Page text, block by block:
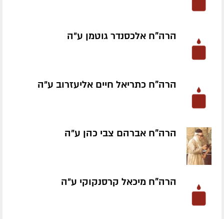
הרה"ח אלכסנדר גוטמן ע״ה
הרה"ח כתריאל חיים אליעזרוב ע״ה
הרה"ח אברהם צבי כהן ע״ה
הרה"ח מיכאל קרסנקוקי ע״ה